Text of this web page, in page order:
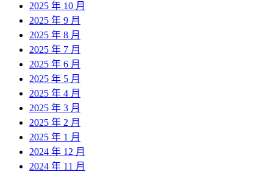
2025 年 10 月
2025 年 9 月
2025 年 8 月
2025 年 7 月
2025 年 6 月
2025 年 5 月
2025 年 4 月
2025 年 3 月
2025 年 2 月
2025 年 1 月
2024 年 12 月
2024 年 11 月